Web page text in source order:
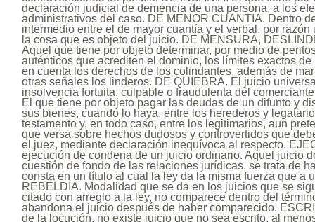
declaración judicial de demencia de una persona, a los
administrativos del caso. DE MENOR CUANTIA. Dentro
intermedio entre el de mayor cuantía y el verbal, por
la cosa que es objeto del juicio. DE MENSURA,
Aquel que tiene por objeto determinar, por medio de
auténticos que acrediten el dominio, los límites exactos
en cuenta los derechos de los colindantes, además de
otras señales los linderos. DE QUIEBRA. El juicio
insolvencia fortuita, culpable o fraudulenta del
El que tiene por objeto pagar las deudas de un difunto y
sus bienes, cuando lo haya, entre los herederos y
testamento y, en todo caso, entre los legitimarios, aun
que versa sobre hechos dudosos y controvertidos que
el juez, mediante declaración inequívoca al respecto.
ejecución de condena de un juicio ordinario. Aquel juicio
cuestión de fondo de las relaciones jurídicas, se trata de
consta en un título al cual la ley da la misma fuerza que a
REBELDIA. Modalidad que se da en los juicios que se
citado con arreglo a la ley, no comparece dentro del
abandona el juicio después de haber comparecido.
de la locución, no existe juicio que no sea escrito, al